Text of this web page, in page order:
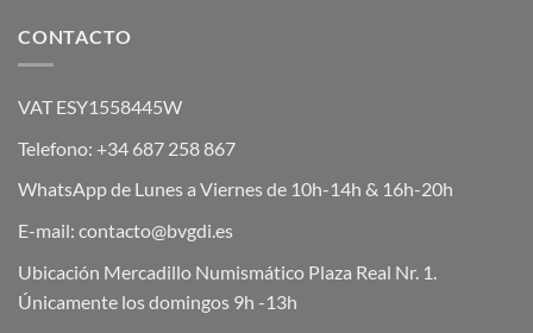
CONTACTO
VAT ESY1558445W
Telefono: +34 687 258 867
WhatsApp de Lunes a Viernes de 10h-14h & 16h-20h
E-mail: contacto@bvgdi.es
Ubicación Mercadillo Numismático Plaza Real Nr. 1.
Únicamente los domingos 9h -13h